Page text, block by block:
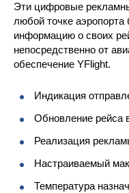
Эти цифровые
любой точке
информацию о своих
непосредственно от
обеспечение YFlight.
Индикация
Обновление рейса
Реализация
Настраиваемый
Температура